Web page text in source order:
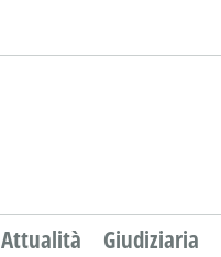
Attualità Giudiziaria